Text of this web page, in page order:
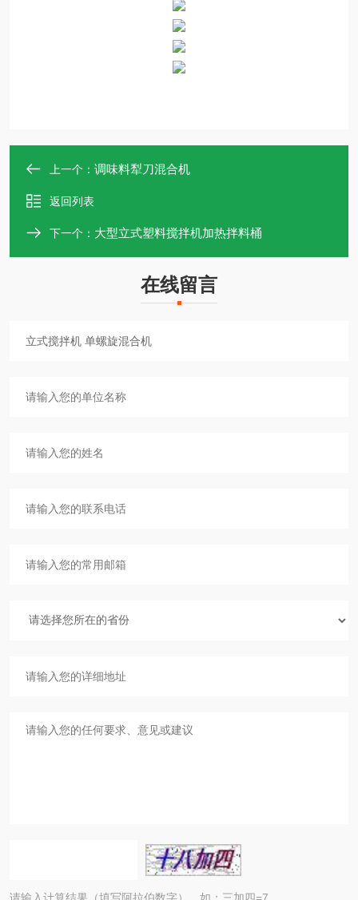
上一个： 调味料犁刀混合机
返回列表
下一个： 大型立式塑料搅拌机加热拌料桶
在线留言